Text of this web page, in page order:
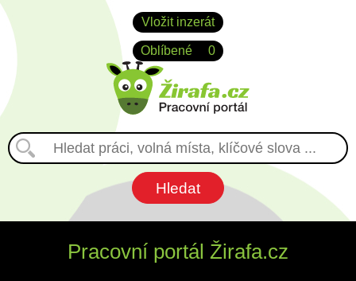
Vložit inzerát
Oblíbené 0
Pracovní portál Žirafa.cz